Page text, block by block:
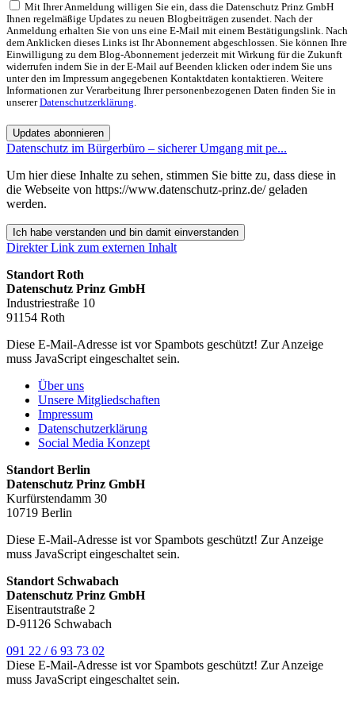
Mit Ihrer Anmeldung willigen Sie ein, dass die Datenschutz Prinz GmbH
Ihnen regelmäßige Updates zu neuen Blogbeiträgen zusendet. Nach der
Anmeldung erhalten Sie von uns eine E-Mail mit einem Bestätigungslink. Nach
dem Anklicken dieses Links ist Ihr Abonnement abgeschlossen. Sie können Ihre
Einwilligung zu dem Blog-Abonnement jederzeit mit Wirkung für die Zukunft
widerrufen indem Sie in der E-Mail auf Beenden klicken oder indem Sie uns
unter den im Impressum angegebenen Kontaktdaten kontaktieren. Weitere
Informationen zur Verarbeitung Ihrer personenbezogenen Daten finden Sie in
unsererDatenschutzerklärung.
Updates abonnieren
Datenschutz im Bürgerbüro – sicherer Umgang mit pe...
Um hier diese Inhalte zu sehen, stimmen Sie bitte zu, dass diese in
die Webseite von https://www.datenschutz-prinz.de/ geladen
werden.
Ich habe verstanden und bin damit einverstanden
Direkter Link zum externen Inhalt
Standort Roth
Datenschutz Prinz GmbH
Industriestraße 10
91154 Roth
Diese E-Mail-Adresse ist vor Spambots geschützt! Zur Anzeige
muss JavaScript eingeschaltet sein.
Über uns
Unsere Mitgliedschaften
Impressum
Datenschutzerklärung
Social Media Konzept
Standort Berlin
Datenschutz Prinz GmbH
Kurfürstendamm 30
10719 Berlin
Diese E-Mail-Adresse ist vor Spambots geschützt! Zur Anzeige
muss JavaScript eingeschaltet sein.
Standort Schwabach
Datenschutz Prinz GmbH
Eisentrautstraße 2
D-91126 Schwabach
091 22 / 6 93 73 02
Diese E-Mail-Adresse ist vor Spambots geschützt! Zur Anzeige
muss JavaScript eingeschaltet sein.